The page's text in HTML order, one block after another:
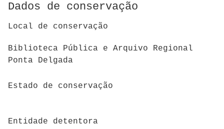
Dados de conservação
Local de conservação
Biblioteca Pública e Arquivo Regional
Ponta Delgada
Estado de conservação
Entidade detentora